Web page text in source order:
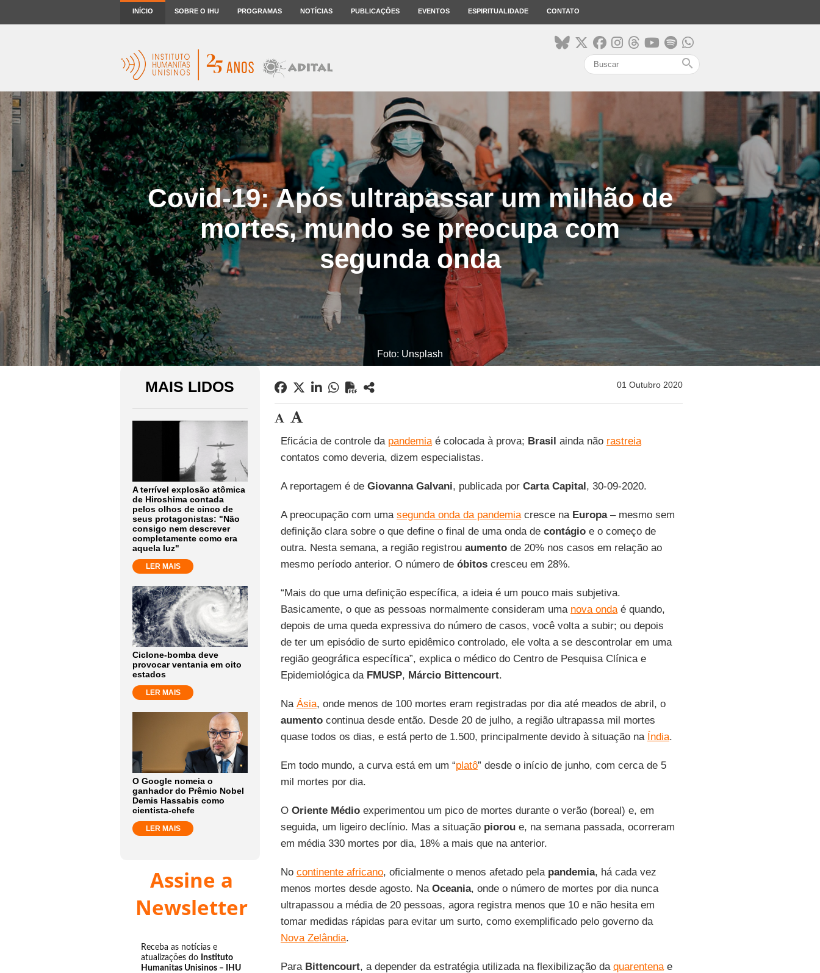
INÍCIO SOBRE O IHU PROGRAMAS NOTÍCIAS PUBLICAÇÕES EVENTOS ESPIRITUALIDADE CONTATO
search
Covid-19: Após ultrapassar um milhão de
mortes, mundo se preocupa com
segunda onda
Foto: Unsplash
MAIS LIDOS
A terrível explosão atômica
de Hiroshima contada
pelos olhos de cinco de
seus protagonistas: "Não
consigo nem descrever
completamente como era
aquela luz"
LER MAIS
Ciclone-bomba deve
provocar ventania em oito
estados
LER MAIS
O Google nomeia o
ganhador do Prêmio Nobel
Demis Hassabis como
cientista-chefe
LER MAIS
Assine a
Newsletter
Receba as notícias e
atualizações do Instituto
Humanitas Unisinos – IHU
01 Outubro 2020
Eficácia de controle da pandemiaé colocada à prova; Brasil ainda não rastreia
contatos como deveria, dizem especialistas.
A reportagem é de Giovanna Galvani, publicada por Carta Capital, 30-09-2020.
A preocupação com uma segunda onda da pandemiacresce na Europa– mesmo sem
definição clara sobre o que define o final de uma onda de contágioe o começo de
outra. Nesta semana, a região registrou aumentode 20% nos casos em relação ao
mesmo período anterior. O número de óbitoscresceu em 28%.
“Mais do que uma definição específica, a ideia é um pouco mais subjetiva.
Basicamente, o que as pessoas normalmente consideram uma nova ondaé quando,
depois de uma queda expressiva do número de casos, você volta a subir; ou depois
de ter um episódio de surto epidêmico controlado, ele volta a se descontrolar em uma
região geográfica específica”, explica o médico do Centro de Pesquisa Clínica e
Epidemiológica da FMUSP, Márcio Bittencourt.
Na Ásia, onde menos de 100 mortes eram registradas por dia até meados de abril, o
aumentocontinua desde então. Desde 20 de julho, a região ultrapassa mil mortes
quase todos os dias, e está perto de 1.500, principalmente devido à situação na Índia.
Em todo mundo, a curva está em um “platô” desde o início de junho, com cerca de 5
mil mortes por dia.
O Oriente Médioexperimentou um pico de mortes durante o verão (boreal) e, em
seguida, um ligeiro declínio. Mas a situação pioroue, na semana passada, ocorreram
em média 330 mortes por dia, 18% a mais que na anterior.
No continente africano, oficialmente o menos afetado pela pandemia, há cada vez
menos mortes desde agosto. Na Oceania, onde o número de mortes por dia nunca
ultrapassou a média de 20 pessoas, agora registra menos que 10 e não hesita em
tomar medidas rápidas para evitar um surto, como exemplificado pelo governo da
Nova Zelândia.
Para Bittencourt, a depender da estratégia utilizada na flexibilização da quarentenae